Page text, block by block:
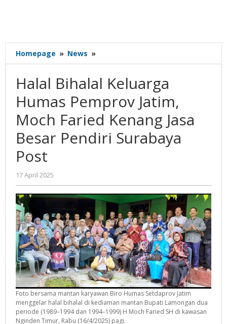
Homepage » News »
Bihalal
Humas
Jatim,
Moch
Faried
Kenang
Halal Bihalal Keluarga
Humas Pemprov Jatim,
Moch Faried Kenang Jasa
Besar Pendiri Surabaya
Post
17 April 2025
Gatot
Susanto
Foto bersama mantan karyawan Biro Humas Setdaprov Jatim
menggelar halal bihalal di kediaman mantan Bupati Lamongan dua
periode (1989–1994 dan 1994–1999) H Moch Faried SH di kawasan
Nginden Timur, Rabu (16/4/2025) pagi.